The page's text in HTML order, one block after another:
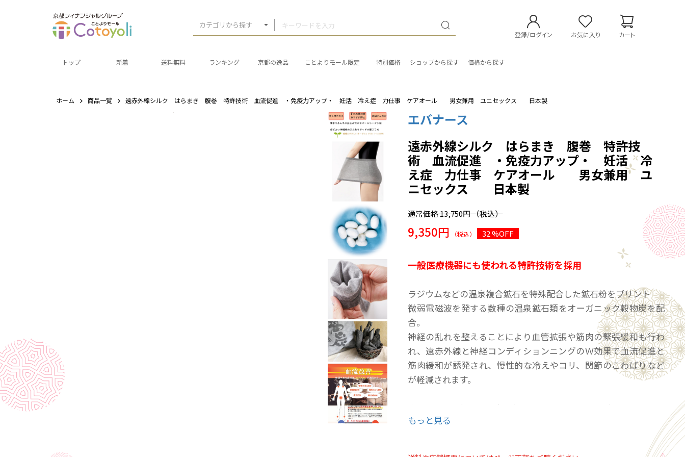
カテゴリから探す
登録/ログイン お気に入り カート
トップ 新着 送料無料 ランキング 京都の逸品 ことよりモール限定 特別価格 ショップから探す 価格から探す
ホーム 商品一覧 遠赤外線シルク はらまき 腹巻 特許技術 血流促進 ・免疫力アップ・ 妊活 冷え症 力仕事 ケアオール 男女兼用 ユニセックス 日本製
エバナース
遠赤外線シルク はらまき 腹巻 特許技
術 血流促進 ・免疫力アップ・ 妊活 冷
え症 力仕事 ケアオール 男女兼用 ユ
ニセックス 日本製
通常価格13,750円（税込）
9,350円 （税込） 32 %OFF
一般医療機器にも使われる特許技術を採用
ラジウムなどの温泉複合鉱石を特殊配合した鉱石粉をプリント
微弱電磁波を発する数種の温泉鉱石類をオーガニック穀物炭を配
合。
神経の乱れを整えることにより血管拡張や筋肉の緊張緩和も行わ
れ、遠赤外線と神経コンディションニングのＷ効果で血流促進と
筋肉緩和が誘発され、慢性的な冷えやコリ、関節のこわばりなど
が軽減されます。
● バランス（ふらつき）が軽減・日常・おやすみ時など様々なシ
チュエーションに使用可能
● 遠赤外線協会の定める基準の2.6倍にも及ぶ高性能で体の芯から
もっと見る